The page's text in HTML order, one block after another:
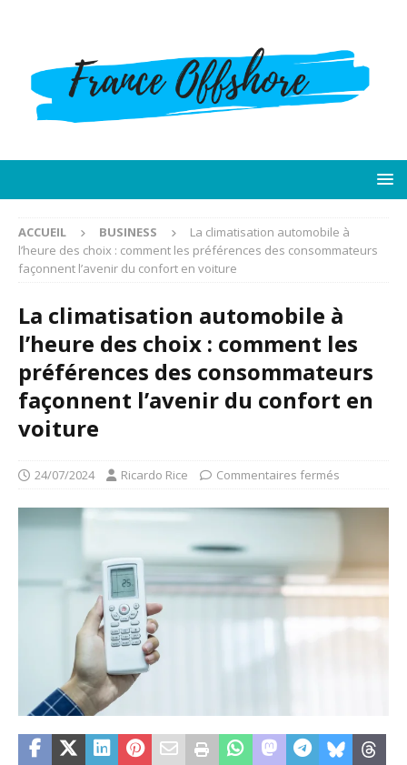
ACCUEIL BUSINESS
La climatisation automobile à
l’heure des choix : comment les préférences des consommateurs
façonnent l’avenir du confort en voiture
La climatisation automobile à
l’heure des choix : comment les
préférences des consommateurs
façonnent l’avenir du confort en
voiture
24/07/2024 Ricardo Rice Commentaires fermés